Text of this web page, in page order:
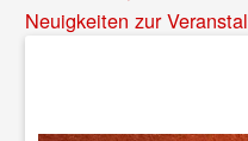
Neuigkeiten zur